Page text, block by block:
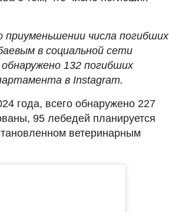
числа погибших
в социальной сети
132 погибших
в Instagram.
года, всего обнаружено 227
95 лебедей планируется
ветеринарным